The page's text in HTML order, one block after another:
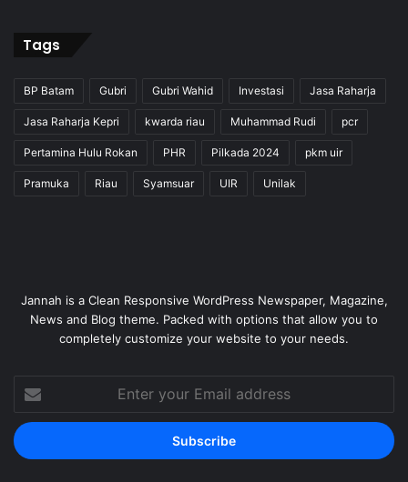
Tags
BP Batam Gubri Gubri Wahid Investasi Jasa Raharja
Jasa Raharja Kepri kwarda riau Muhammad Rudi pcr
Pertamina Hulu Rokan PHR Pilkada 2024 pkm uir
Pramuka Riau Syamsuar UIR Unilak
Jannah is a Clean Responsive WordPress Newspaper, Magazine,
News and Blog theme. Packed with options that allow you to
completely customize your website to your needs.
your
Email
address